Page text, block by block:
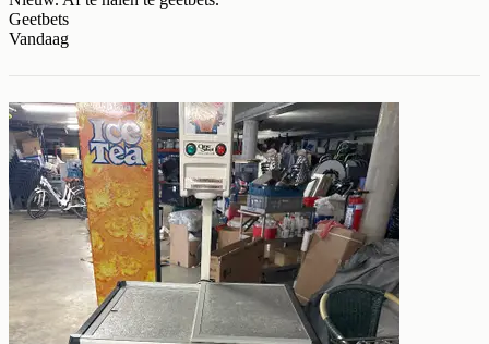
Geetbets
Vandaag